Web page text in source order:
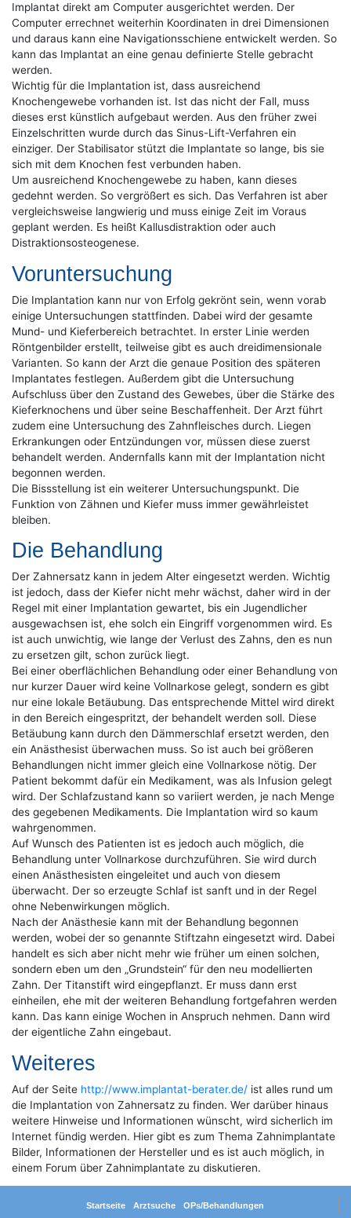
Implantat direkt am Computer ausgerichtet werden. Der
Computer errechnet weiterhin Koordinaten in drei Dimensionen
und daraus kann eine Navigationsschiene entwickelt werden. So
kann das Implantat an eine genau definierte Stelle gebracht
werden.
Wichtig für die Implantation ist, dass ausreichend
Knochengewebe vorhanden ist. Ist das nicht der Fall, muss
dieses erst künstlich aufgebaut werden. Aus den früher zwei
Einzelschritten wurde durch das Sinus-Lift-Verfahren ein
einziger. Der Stabilisator stützt die Implantate so lange, bis sie
sich mit dem Knochen fest verbunden haben.
Um ausreichend Knochengewebe zu haben, kann dieses
gedehnt werden. So vergrößert es sich. Das Verfahren ist aber
vergleichsweise langwierig und muss einige Zeit im Voraus
geplant werden. Es heißt Kallusdistraktion oder auch
Distraktionsosteogenese.
Voruntersuchung
Die Implantation kann nur von Erfolg gekrönt sein, wenn vorab
einige Untersuchungen stattfinden. Dabei wird der gesamte
Mund- und Kieferbereich betrachtet. In erster Linie werden
Röntgenbilder erstellt, teilweise gibt es auch dreidimensionale
Varianten. So kann der Arzt die genaue Position des späteren
Implantates festlegen. Außerdem gibt die Untersuchung
Aufschluss über den Zustand des Gewebes, über die Stärke des
Kieferknochens und über seine Beschaffenheit. Der Arzt führt
zudem eine Untersuchung des Zahnfleisches durch. Liegen
Erkrankungen oder Entzündungen vor, müssen diese zuerst
behandelt werden. Andernfalls kann mit der Implantation nicht
begonnen werden.
Die Bissstellung ist ein weiterer Untersuchungspunkt. Die
Funktion von Zähnen und Kiefer muss immer gewährleistet
bleiben.
Die Behandlung
Der Zahnersatz kann in jedem Alter eingesetzt werden. Wichtig
ist jedoch, dass der Kiefer nicht mehr wächst, daher wird in der
Regel mit einer Implantation gewartet, bis ein Jugendlicher
ausgewachsen ist, ehe solch ein Eingriff vorgenommen wird. Es
ist auch unwichtig, wie lange der Verlust des Zahns, den es nun
zu ersetzen gilt, schon zurück liegt.
Bei einer oberflächlichen Behandlung oder einer Behandlung von
nur kurzer Dauer wird keine Vollnarkose gelegt, sondern es gibt
nur eine lokale Betäubung. Das entsprechende Mittel wird direkt
in den Bereich eingespritzt, der behandelt werden soll. Diese
Betäubung kann durch den Dämmerschlaf ersetzt werden, den
ein Anästhesist überwachen muss. So ist auch bei größeren
Behandlungen nicht immer gleich eine Vollnarkose nötig. Der
Patient bekommt dafür ein Medikament, was als Infusion gelegt
wird. Der Schlafzustand kann so variiert werden, je nach Menge
des gegebenen Medikaments. Die Implantation wird so kaum
wahrgenommen.
Auf Wunsch des Patienten ist es jedoch auch möglich, die
Behandlung unter Vollnarkose durchzuführen. Sie wird durch
einen Anästhesisten eingeleitet und auch von diesem
überwacht. Der so erzeugte Schlaf ist sanft und in der Regel
ohne Nebenwirkungen möglich.
Nach der Anästhesie kann mit der Behandlung begonnen
werden, wobei der so genannte Stiftzahn eingesetzt wird. Dabei
handelt es sich aber nicht mehr wie früher um einen solchen,
sondern eben um den „Grundstein“ für den neu modellierten
Zahn. Der Titanstift wird eingepflanzt. Er muss dann erst
einheilen, ehe mit der weiteren Behandlung fortgefahren werden
kann. Das kann einige Wochen in Anspruch nehmen. Dann wird
der eigentliche Zahn eingebaut.
Weiteres
Auf der Seite http://www.implantat-berater.de/ ist alles rund um
die Implantation von Zahnersatz zu finden. Wer darüber hinaus
weitere Hinweise und Informationen wünscht, wird sicherlich im
Internet fündig werden. Hier gibt es zum Thema Zahnimplantate
Bilder, Informationen der Hersteller und es ist auch möglich, in
einem Forum über Zahnimplantate zu diskutieren.
Startseite Arztsuche OPs/Behandlungen